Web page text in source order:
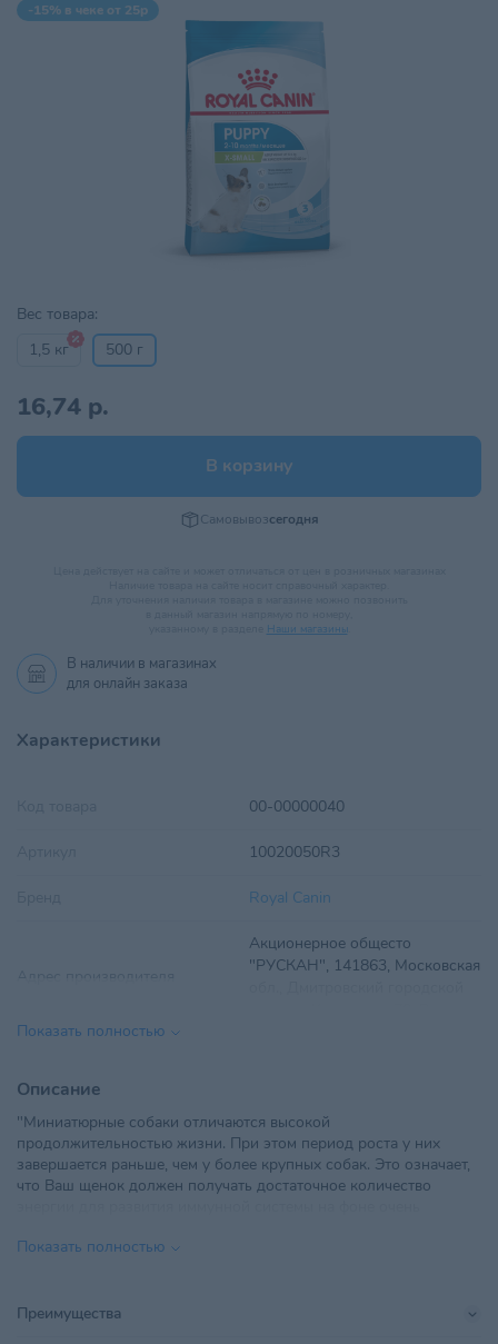
-15% в чеке от 25р
Вес товара:
1,5 кг
500 г
16,74 р.
В корзину
Самовывозсегодня
Наши магазины.
В наличии в магазинах
для онлайн заказа
Характеристики
00-00000040
10020050R3
Royal Canin
Акционерное общесто
"РУСКАН", 141863, Московская
Вид корма
Возраст питомца Щенки
ТУП "РусканБел", Минская обл.,
Линейка бренда
Показать полностью
Описание
"Миниатюрные собаки отличаются высокой
продолжительностью жизни. При этом период роста у них
завершается раньше, чем у более крупных собак. Это означает,
что Ваш щенок должен получать достаточное количество
обеспечивается сбалансированное потребление клетчатки,
Показать полностью
Преимущества